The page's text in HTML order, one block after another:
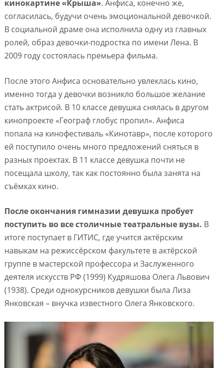
кинокартине «Крыша». Анфиса, конечно же,
согласилась, будучи очень эмоциональной девочкой.
В социальной драме она исполнила одну из главных
ролей, образ девочки-подростка по имени Лена. В
2009 году состоялась премьера фильма.
После этого Анфиса основательно увлеклась кино,
именно тогда у девочки возникло большое желание
стать актрисой. В 10 классе девушка снялась в другом
кинопроекте «Географ глобус пропил». Анфиса
попала на кинофестиваль «Кинотавр», после которого
ей поступило очень много предложений сняться в
разных проектах. В 11 классе девушка почти не
посещала школу, так как постоянно была занята на
съёмках кино.
После окончания гимназии девушка пробует
поступить во все столичные театральные вузы. В
итоге поступает в ГИТИС, где учится актёрским
навыкам на режиссёрском факультете в актёрской
группе в мастерской профессора и Заслуженного
деятеля искусств РФ (1999) Кудряшова Олега Львович
(1938). Среди однокурсников девушки была Лиза
Янковская – внучка известного Олега Янковского.